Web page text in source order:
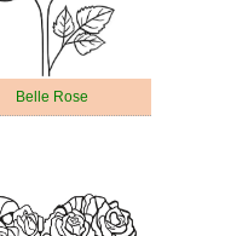
Belle Rose